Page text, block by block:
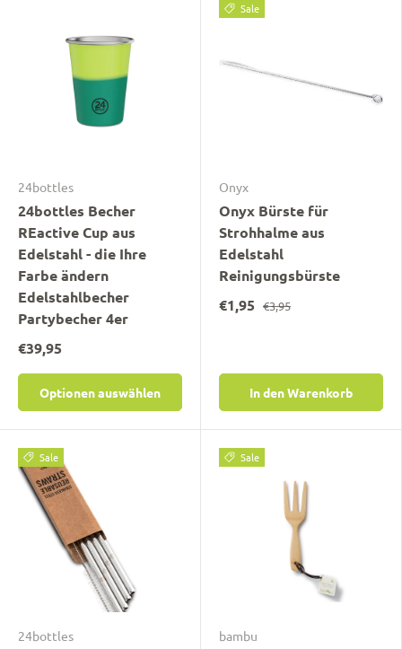
24bottles
24bottles Becher
REactive Cup aus
Edelstahl - die Ihre
Farbe ändern
Edelstahlbecher
Partybecher 4er
€39,95
Optionen auswählen
Sale
Onyx
Onyx Bürste für
Strohhalme aus
Edelstahl
Reinigungsbürste
€1,95 €3,95
In den Warenkorb
Sale
24bottles
Sale
bambu